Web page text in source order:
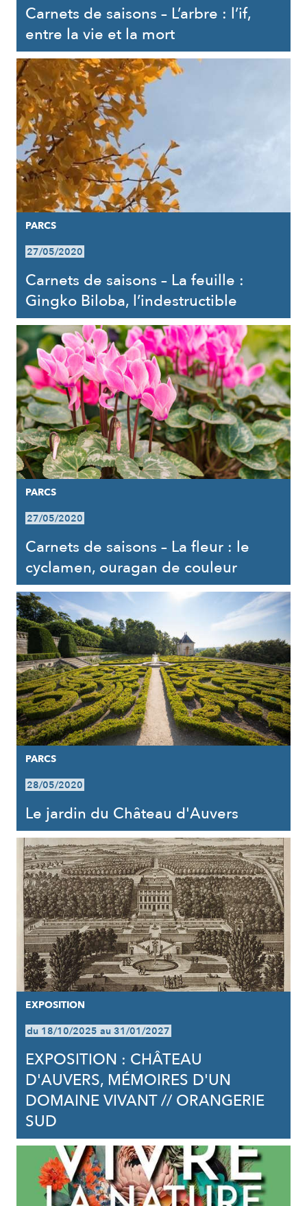
Carnets de saisons – L’arbre : l’if,
entre la vie et la mort
PARCS
27/05/2020
Carnets de saisons – La feuille :
Gingko Biloba, l’indestructible
PARCS
27/05/2020
Carnets de saisons – La fleur : le
cyclamen, ouragan de couleur
PARCS
28/05/2020
Le jardin du Château d'Auvers
EXPOSITION
du 18/10/2025 au 31/01/2027
EXPOSITION : CHÂTEAU
D'AUVERS, MÉMOIRES D'UN
DOMAINE VIVANT // ORANGERIE
SUD